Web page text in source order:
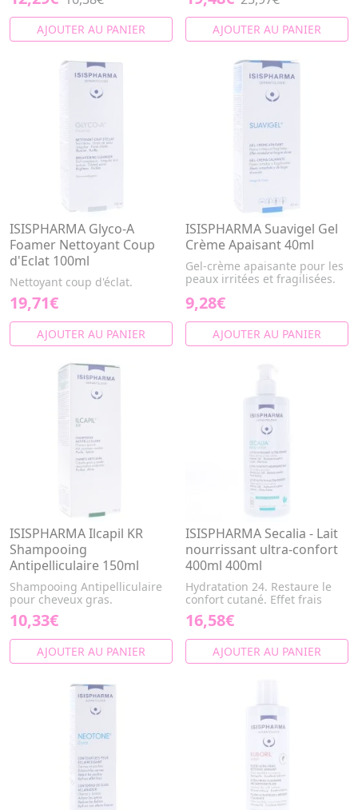
AJOUTER AU PANIER AJOUTER AU PANIER
ISISPHARMA Glyco-A
Foamer Nettoyant Coup
d'Eclat 100ml
Nettoyant coup d'éclat.
19,71€
AJOUTER AU PANIER
ISISPHARMA Suavigel Gel
Crème Apaisant 40ml
Gel-crème apaisante pour les
peaux irritées et fragilisées.
9,28€
AJOUTER AU PANIER
ISISPHARMA Ilcapil KR
Shampooing
Antipelliculaire 150ml
Shampooing Antipelliculaire
pour cheveux gras.
10,33€
AJOUTER AU PANIER
ISISPHARMA Secalia - Lait
nourrissant ultra-confort
400ml 400ml
Hydratation 24. Restaure le
confort cutané. Effet frais
16,58€
AJOUTER AU PANIER